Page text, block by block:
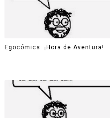
Egocómics: ¡Hora de Aventura!